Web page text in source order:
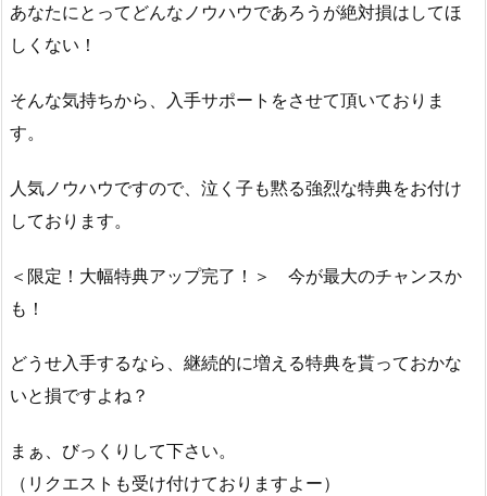
あなたにとってどんなノウハウであろうが絶対損はしてほ
しくない！
そんな気持ちから、入手サポートをさせて頂いておりま
す。
人気ノウハウですので、泣く子も黙る強烈な特典をお付け
しております。
＜限定！大幅特典アップ完了！＞ 今が最大のチャンスか
も！
どうせ入手するなら、継続的に増える特典を貰っておかな
いと損ですよね？
まぁ、びっくりして下さい。
（リクエストも受け付けておりますよー）